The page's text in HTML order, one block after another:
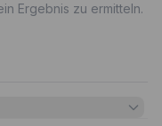
Ergebnis zu ermitteln.